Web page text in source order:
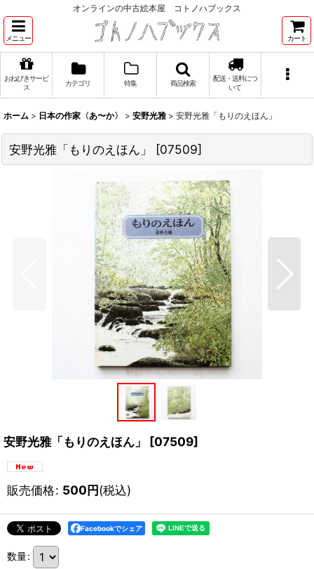
オンラインの中古絵本屋 コトノハブックス
メニュー カート
おねびきサービ
ス
カテゴリ 特集 商品検索
配送・送料につ
いて
ホーム > 日本の作家〈あ〜か〉 > 安野光雅 > 安野光雅「もりのえほん」
安野光雅「もりのえほん」 [07509]
安野光雅「もりのえほん」 [07509]
販売価格: 500円(税込)
Facebookでシェア
数量: